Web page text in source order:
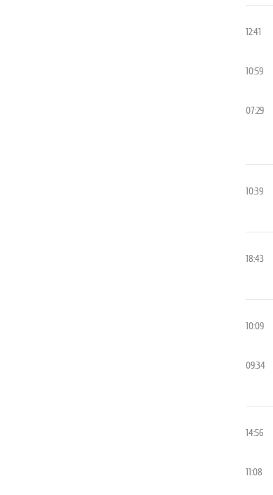
12:41
10:59
07:29
10:39
18:43
10:09
09:34
14:56
11:08